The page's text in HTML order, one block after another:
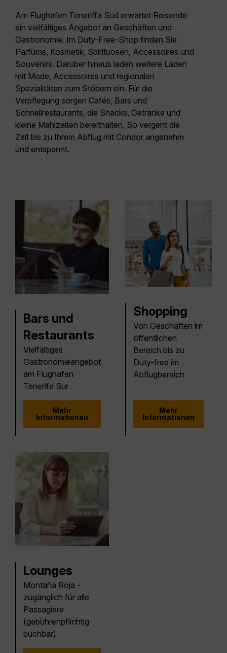
Am Flughafen Teneriffa Süd erwartet Reisende
ein vielfältiges Angebot an Geschäften und
Gastronomie. Im Duty-Free-Shop finden Sie
Parfüms, Kosmetik, Spirituosen, Accessoires und
Souvenirs. Darüber hinaus laden weitere Läden
mit Mode, Accessoires und regionalen
Spezialitäten zum Stöbern ein. Für die
Verpflegung sorgen Cafés, Bars und
Schnellrestaurants , die Snacks, Getränke und
kleine Mahlzeiten bereithalten. So vergeht die
Zeit bis zu Ihrem Abflug mit Condor angenehm
und entspannt.
Bars und
Restaurants
Vielfältiges
Gastronomieangebot
am Flughafen
Tenerife Sur
Mehr
Informationen
Shopping
Von Geschäften im
öffentlichen
Bereich bis zu
Duty-free im
Abflugbereich
Mehr
Informationen
Lounges
Montaña Roja -
zugänglich für alle
Passagiere
(gebührenpflichtig
buchbar)